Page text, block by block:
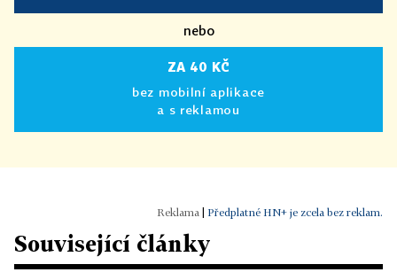
nebo
ZA 40 KČ
bez mobilní aplikace
a s reklamou
Předplatné HN+ je zcela bez reklam.
Související články